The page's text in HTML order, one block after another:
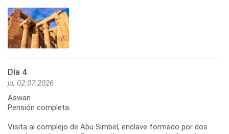
Día 4
ju, 02.07.2026
Aswan
Pensión completa.
Visita al complejo de Abu Simbel, enclave formado por dos